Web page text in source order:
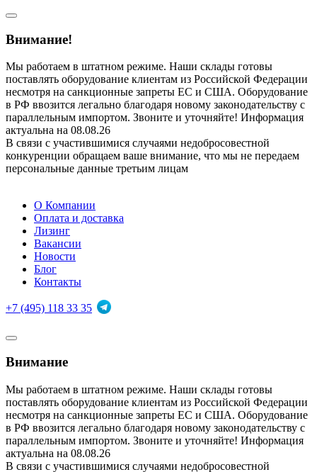
Внимание!
Мы работаем в штатном режиме. Наши склады готовы
поставлять оборудование клиентам из Российской Федерации
несмотря на санкционные запреты ЕС и США. Оборудование
в РФ ввозится легально благодаря новому законодательству с
параллельным импортом. Звоните и уточняйте! Информация
актуальна на 08.08.26
В связи с участившимися случаями недобросовестной
конкуренции обращаем ваше внимание, что мы не передаем
персональные данные третьим лицам
О Компании
Оплата и доставка
Лизинг
Вакансии
Новости
Блог
Контакты
+7 (495) 118 33 35
Внимание
Мы работаем в штатном режиме. Наши склады готовы
поставлять оборудование клиентам из Российской Федерации
несмотря на санкционные запреты ЕС и США. Оборудование
в РФ ввозится легально благодаря новому законодательству с
параллельным импортом. Звоните и уточняйте! Информация
актуальна на 08.08.26
В связи с участившимися случаями недобросовестной